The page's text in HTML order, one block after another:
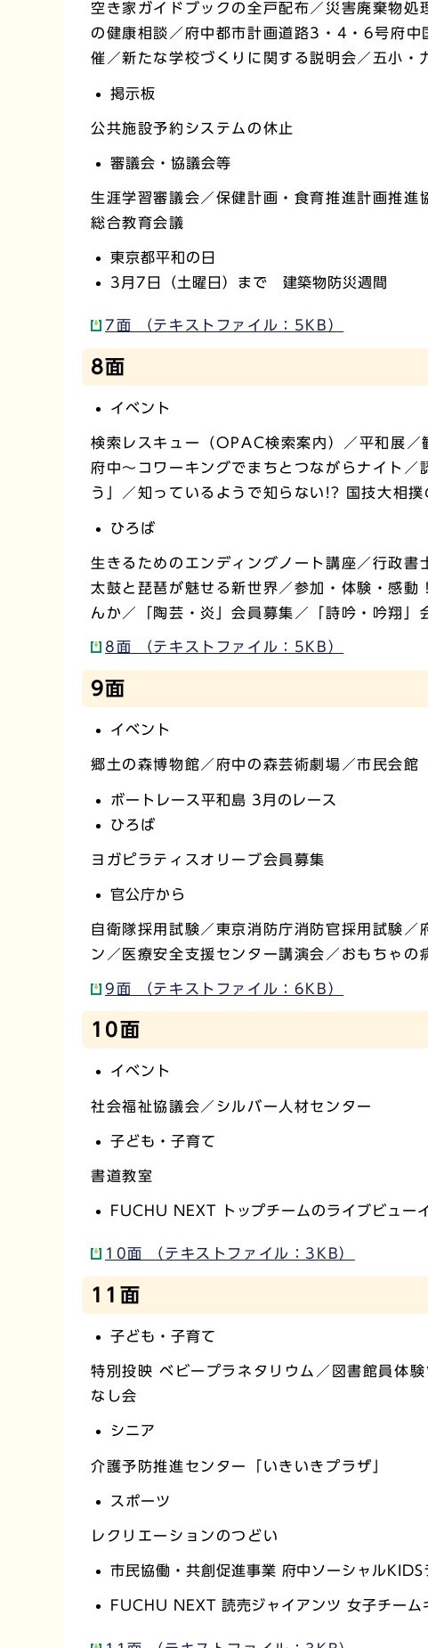
空き家ガイドブックの全戸配布／災害廃棄物
の健康相談／府中都市計画道路3・4・6号府
催／新たな学校づくりに関する説明会／五小
掲示板
公共施設予約システムの休止
審議会・協議会等
生涯学習審議会／保健計画・食育推進計画推
総合教育会議
東京都平和の日
3月7日（土曜日）まで 建築物防災週間
7面 （テキストファイル：5KB）
8面
イベント
検索レスキュー（OPAC検索案内）／平和展／
府中～コワーキングでまちとつながらナイト
う」／知っているようで知らない!? 国技大相
ひろば
生きるためのエンディングノート講座／行政
太鼓と琵琶が魅せる新世界／参加・体験・感
んか／「陶芸・炎」会員募集／「詩吟・吟翔」
8面 （テキストファイル：5KB）
9面
イベント
郷土の森博物館／府中の森芸術劇場／市民会館
ボートレース平和島 3月のレース
ひろば
ヨガピラティスオリーブ会員募集
官公庁から
自衛隊採用試験／東京消防庁消防官採用試験
ン／医療安全支援センター講演会／おもちゃの
9面 （テキストファイル：6KB）
10面
イベント
社会福祉協議会／シルバー人材センター
子ども・子育て
書道教室
FUCHU NEXT トップチームのライブビュー
10面 （テキストファイル：3KB）
11面
子ども・子育て
特別投映 ベビープラネタリウム／図書館員体
なし会
シニア
介護予防推進センター「いきいきプラザ」
スポーツ
レクリエーションのつどい
市民協働・共創促進事業 府中ソーシャルKIDS
FUCHU NEXT 読売ジャイアンツ 女子チーム